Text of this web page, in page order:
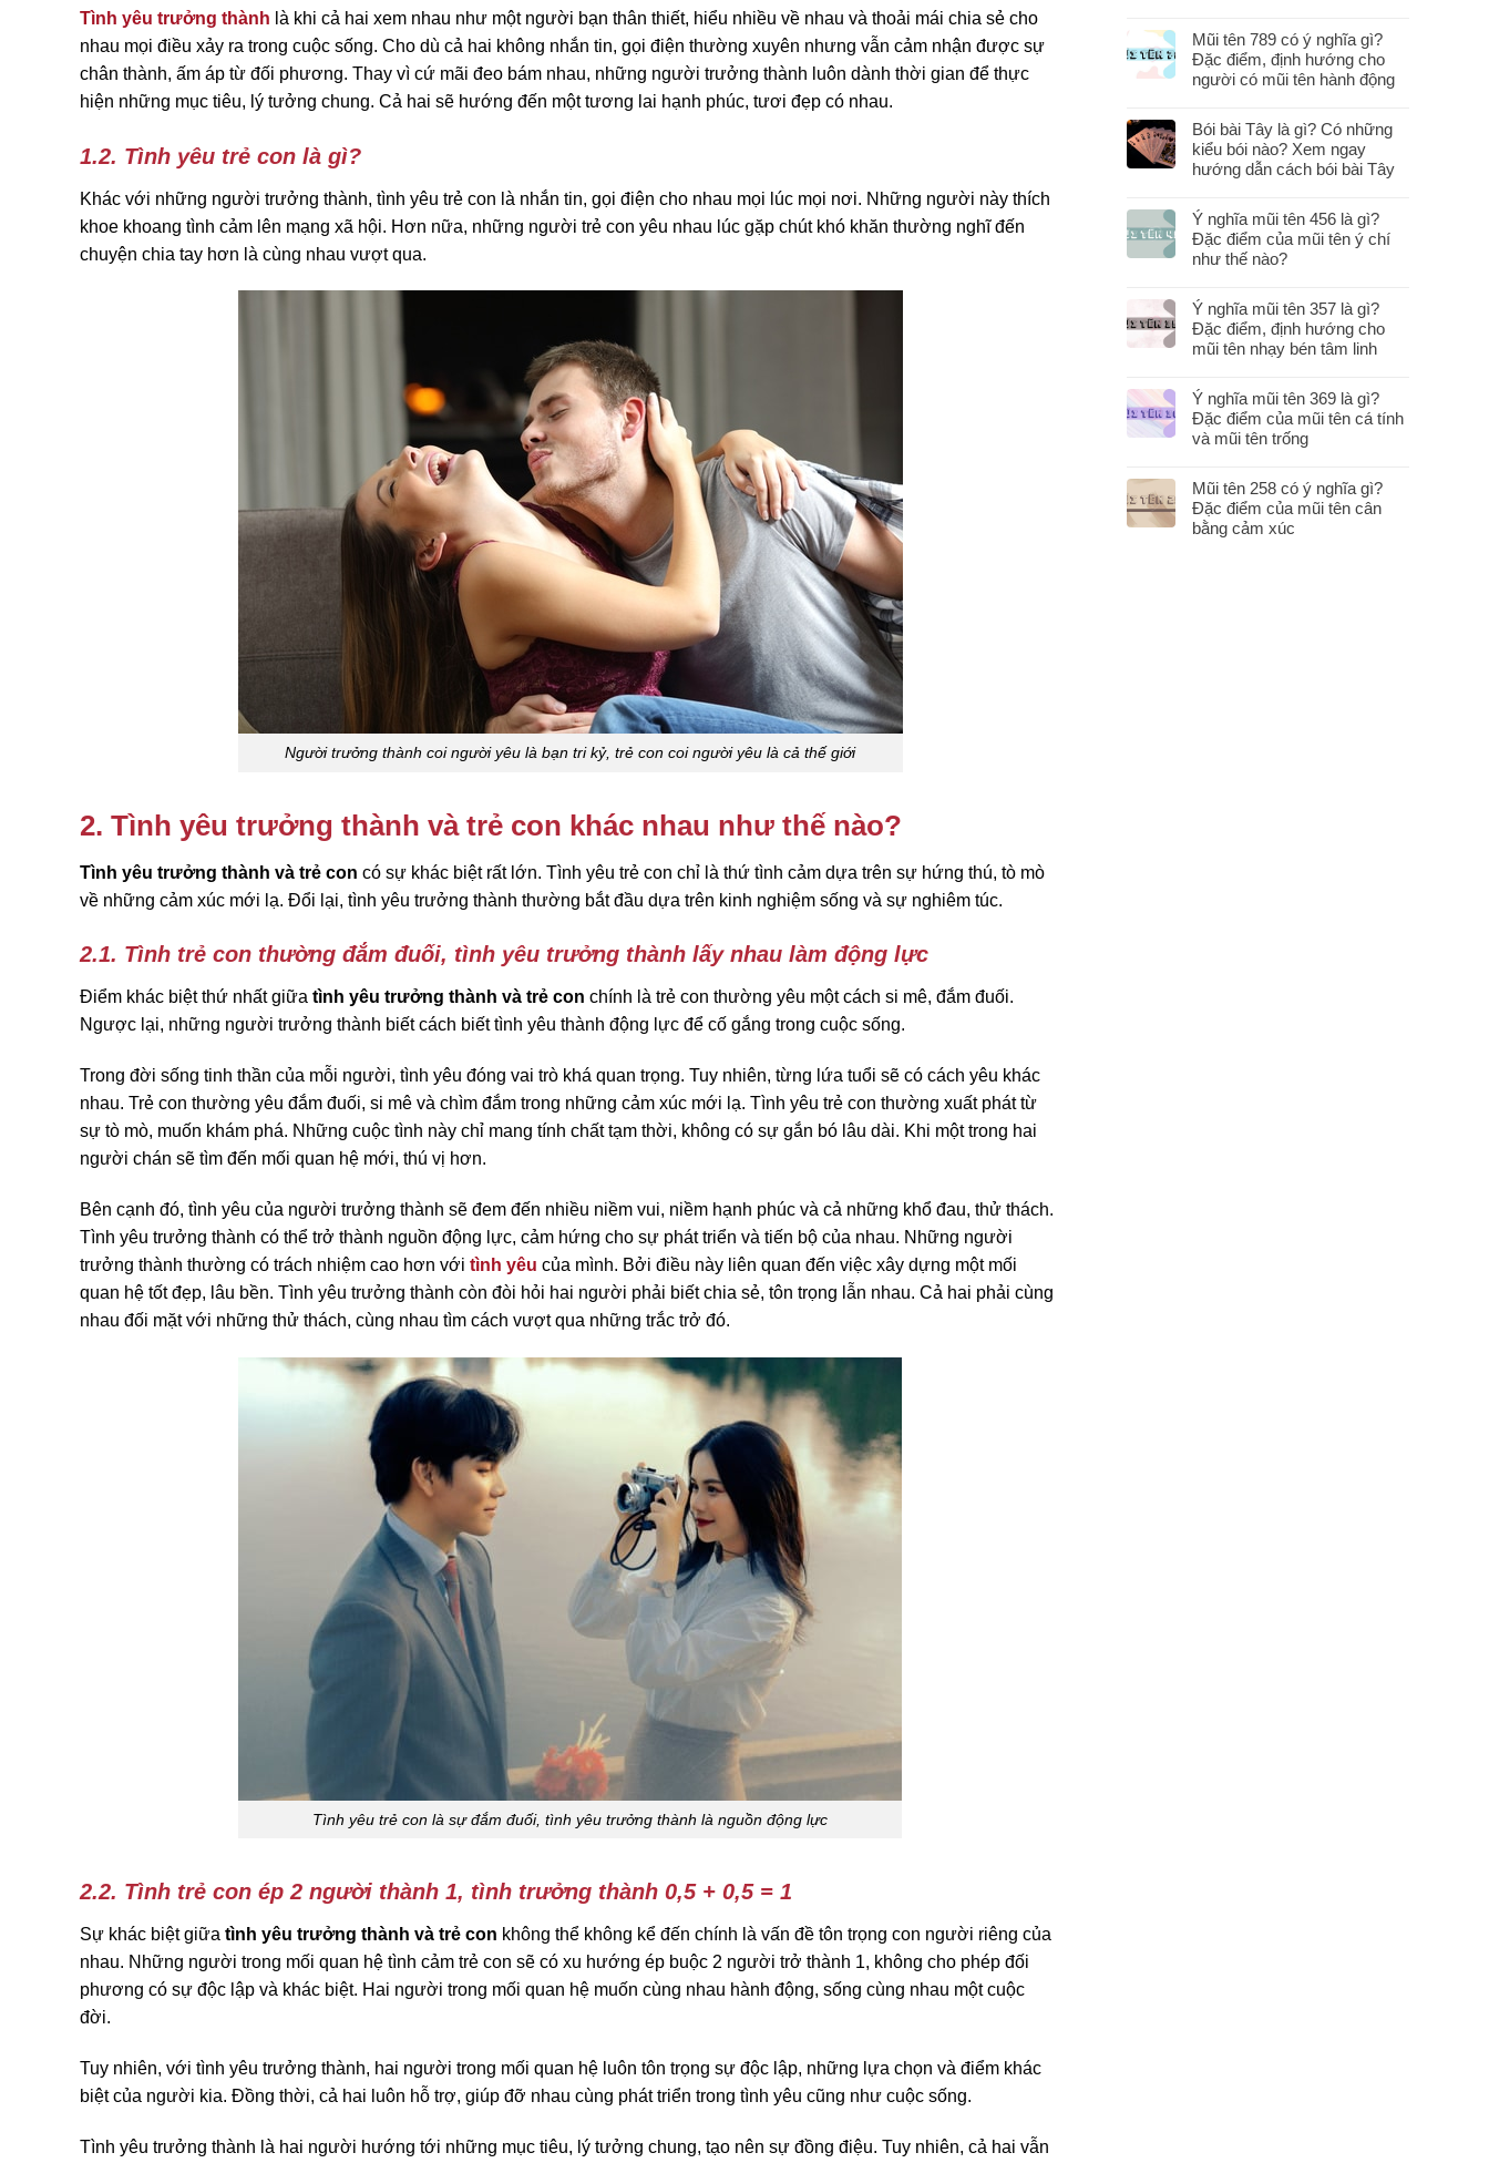
Tình yêu trưởng thành là khi cả hai xem nhau như một người bạn thân thiết, hiểu nhiều về nhau và thoải mái chia sẻ cho
nhau mọi điều xảy ra trong cuộc sống. Cho dù cả hai không nhắn tin, gọi điện thường xuyên nhưng vẫn cảm nhận được sự
chân thành, ấm áp từ đối phương. Thay vì cứ mãi đeo bám nhau, những người trưởng thành luôn dành thời gian để thực
hiện những mục tiêu, lý tưởng chung. Cả hai sẽ hướng đến một tương lai hạnh phúc, tươi đẹp có nhau.
1.2. Tình yêu trẻ con là gì?
Khác với những người trưởng thành, tình yêu trẻ con là nhắn tin, gọi điện cho nhau mọi lúc mọi nơi. Những người này thích
khoe khoang tình cảm lên mạng xã hội. Hơn nữa, những người trẻ con yêu nhau lúc gặp chút khó khăn thường nghĩ đến
chuyện chia tay hơn là cùng nhau vượt qua.
Người trưởng thành coi người yêu là bạn tri kỷ, trẻ con coi người yêu là cả thế giới
2. Tình yêu trưởng thành và trẻ con khác nhau như thế nào?
Tình yêu trưởng thành và trẻ con có sự khác biệt rất lớn. Tình yêu trẻ con chỉ là thứ tình cảm dựa trên sự hứng thú, tò mò
về những cảm xúc mới lạ. Đổi lại, tình yêu trưởng thành thường bắt đầu dựa trên kinh nghiệm sống và sự nghiêm túc.
2.1. Tình trẻ con thường đắm đuối, tình yêu trưởng thành lấy nhau làm động lực
Điểm khác biệt thứ nhất giữa tình yêu trưởng thành và trẻ con chính là trẻ con thường yêu một cách si mê, đắm đuối.
Ngược lại, những người trưởng thành biết cách biết tình yêu thành động lực để cố gắng trong cuộc sống.
Trong đời sống tinh thần của mỗi người, tình yêu đóng vai trò khá quan trọng. Tuy nhiên, từng lứa tuổi sẽ có cách yêu khác
nhau. Trẻ con thường yêu đắm đuối, si mê và chìm đắm trong những cảm xúc mới lạ. Tình yêu trẻ con thường xuất phát từ
sự tò mò, muốn khám phá. Những cuộc tình này chỉ mang tính chất tạm thời, không có sự gắn bó lâu dài. Khi một trong hai
người chán sẽ tìm đến mối quan hệ mới, thú vị hơn.
Bên cạnh đó, tình yêu của người trưởng thành sẽ đem đến nhiều niềm vui, niềm hạnh phúc và cả những khổ đau, thử thách.
Tình yêu trưởng thành có thể trở thành nguồn động lực, cảm hứng cho sự phát triển và tiến bộ của nhau. Những người
trưởng thành thường có trách nhiệm cao hơn với tình yêu của mình. Bởi điều này liên quan đến việc xây dựng một mối
quan hệ tốt đẹp, lâu bền. Tình yêu trưởng thành còn đòi hỏi hai người phải biết chia sẻ, tôn trọng lẫn nhau. Cả hai phải cùng
nhau đối mặt với những thử thách, cùng nhau tìm cách vượt qua những trắc trở đó.
Tình yêu trẻ con là sự đắm đuối, tình yêu trưởng thành là nguồn động lực
2.2. Tình trẻ con ép 2 người thành 1, tình trưởng thành 0,5 + 0,5 = 1
Sự khác biệt giữa tình yêu trưởng thành và trẻ con không thể không kể đến chính là vấn đề tôn trọng con người riêng của
nhau. Những người trong mối quan hệ tình cảm trẻ con sẽ có xu hướng ép buộc 2 người trở thành 1, không cho phép đối
phương có sự độc lập và khác biệt. Hai người trong mối quan hệ muốn cùng nhau hành động, sống cùng nhau một cuộc
đời.
Tuy nhiên, với tình yêu trưởng thành, hai người trong mối quan hệ luôn tôn trọng sự độc lập, những lựa chọn và điểm khác
biệt của người kia. Đồng thời, cả hai luôn hỗ trợ, giúp đỡ nhau cùng phát triển trong tình yêu cũng như cuộc sống.
Tình yêu trưởng thành là hai người hướng tới những mục tiêu, lý tưởng chung, tạo nên sự đồng điệu. Tuy nhiên, cả hai vẫn
Mũi tên 789 có ý nghĩa gì?
Đặc điểm, định hướng cho
người có mũi tên hành động
Bói bài Tây là gì? Có những
kiểu bói nào? Xem ngay
hướng dẫn cách bói bài Tây
Ý nghĩa mũi tên 456 là gì?
Đặc điểm của mũi tên ý chí
như thế nào?
Ý nghĩa mũi tên 357 là gì?
Đặc điểm, định hướng cho
mũi tên nhạy bén tâm linh
Ý nghĩa mũi tên 369 là gì?
Đặc điểm của mũi tên cá tính
và mũi tên trống
Mũi tên 258 có ý nghĩa gì?
Đặc điểm của mũi tên cân
bằng cảm xúc